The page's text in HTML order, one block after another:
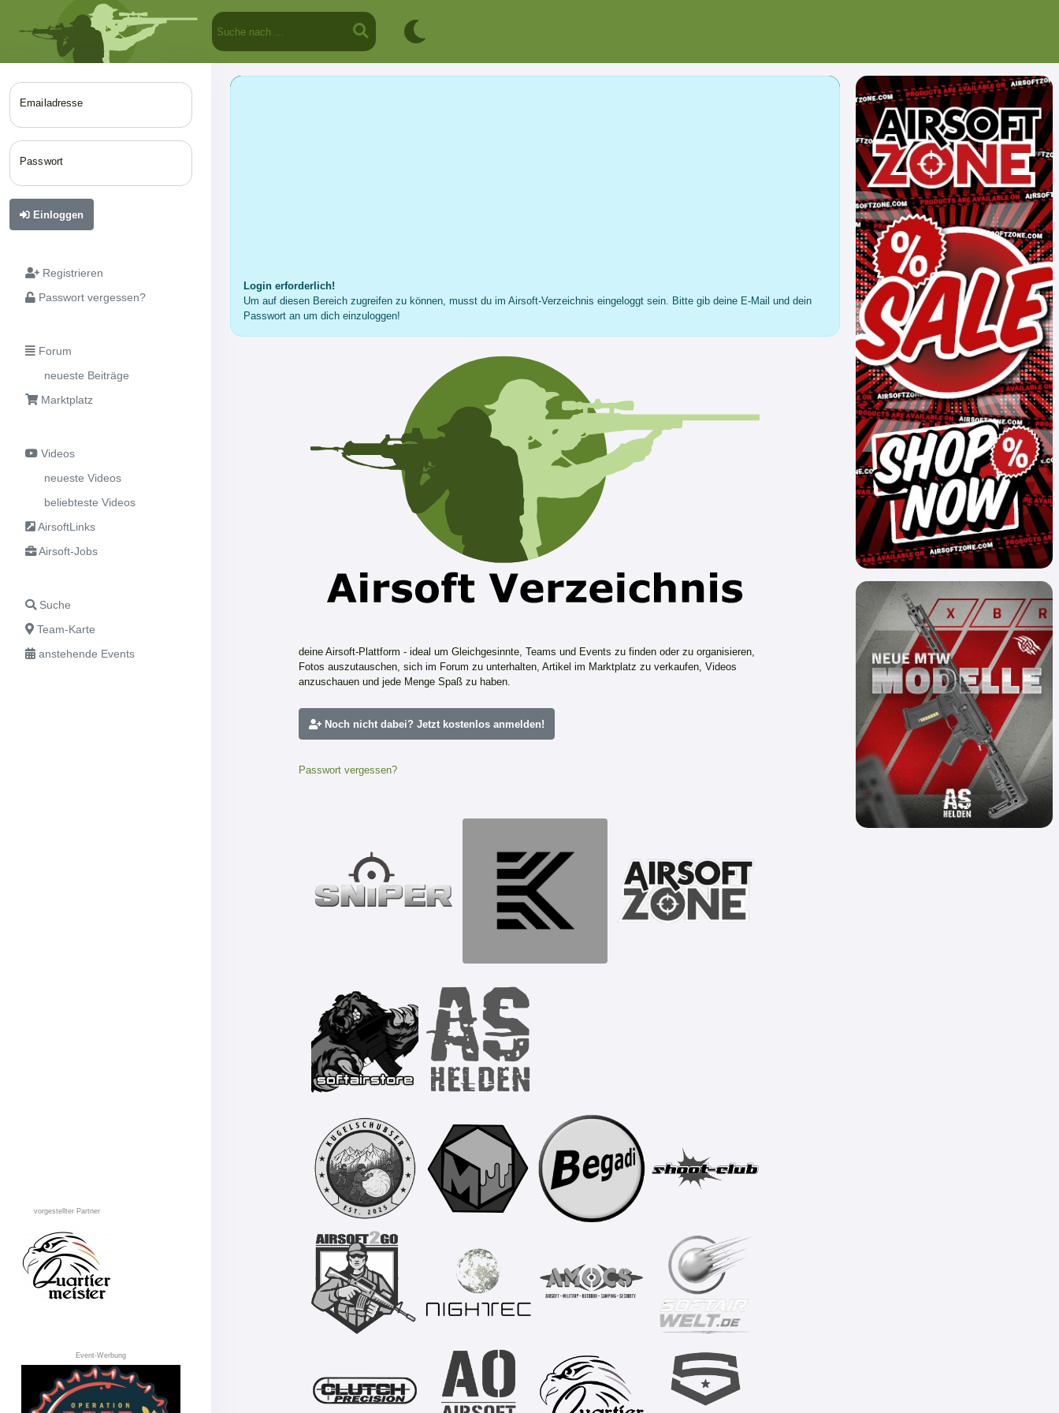
Emailadresse
Passwort
Einloggen
Registrieren
Passwort vergessen?
Forum
neueste Beiträge
Marktplatz
Videos
neueste Videos
beliebteste Videos
AirsoftLinks
Airsoft-Jobs
Suche
Team-Karte
anstehende Events
vorgestellter Partner
Event-Werbung
Login erforderlich!
Um auf diesen Bereich zugreifen zu können, musst du im Airsoft-Verzeichnis eingeloggt sein. Bitte gib deine E-Mail und dein
Passwort an um dich einzuloggen!
deine Airsoft-Plattform - ideal um Gleichgesinnte, Teams und Events zu finden oder zu organisieren,
Fotos auszutauschen, sich im Forum zu unterhalten, Artikel im Marktplatz zu verkaufen, Videos
anzuschauen und jede Menge Spaß zu haben.
Noch nicht dabei? Jetzt kostenlos anmelden!
Passwort vergessen?